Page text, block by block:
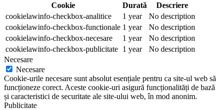
Cookie
Durată
Descriere
cookielawinfo-checkbox-analitice
1 year
No description
cookielawinfo-checkbox-functionale 1 year
No description
cookielawinfo-checkbox-necesare
1 year
No description
cookielawinfo-checkbox-publicitate 1 year
No description
Necesare
Necesare
Cookie-urile necesare sunt absolut esențiale pentru ca site-ul web să
funcționeze corect. Aceste cookie-uri asigură funcționalități de bază
și caracteristici de securitate ale site-ului web, în mod anonim.
Publicitate